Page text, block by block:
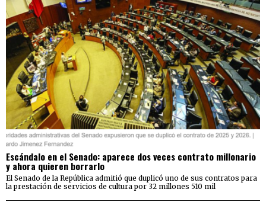
Escándalo en el Senado: aparece dos veces contrato millonario
y ahora quieren borrarlo
El Senado de la República admitió que duplicó uno de sus contratos para
la prestación de servicios de cultura por 32 millones 510 mil